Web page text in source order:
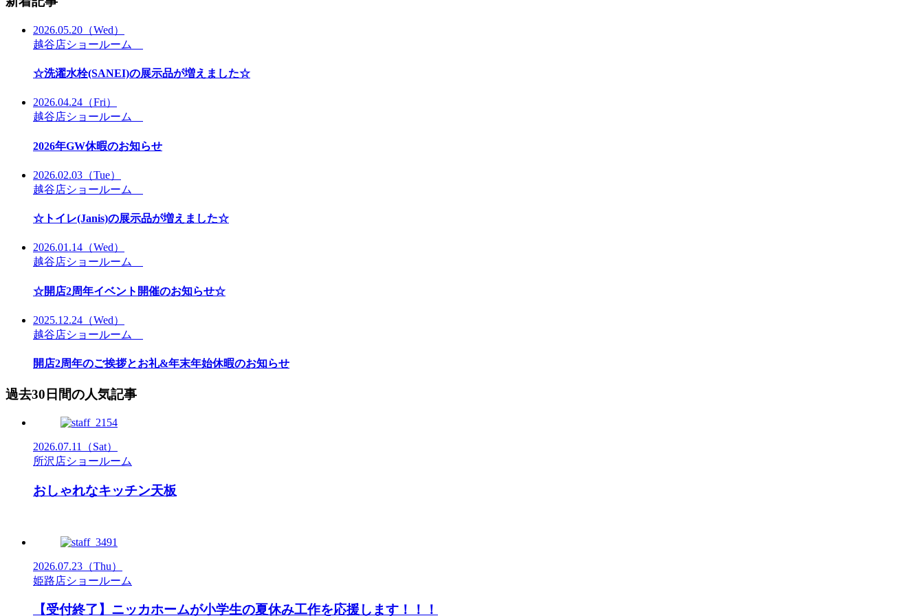
2026.05.20 （Wed）
越谷店ショールーム
☆洗濯水栓(SANEI)の展示品が増えました☆
2026.04.24 （Fri）
越谷店ショールーム
2026年GW休暇のお知らせ
2026.02.03 （Tue）
越谷店ショールーム
☆トイレ(Janis)の展示品が増えました☆
2026.01.14 （Wed）
越谷店ショールーム
☆開店2周年イベント開催のお知らせ☆
2025.12.24 （Wed）
越谷店ショールーム
開店2周年のご挨拶とお礼&年末年始休暇のお知らせ
過去30日間の人気記事
2026.07.11
（Sat）
所沢店ショールーム
おしゃれなキッチン天板
2026.07.23 （Thu）
姫路店ショールーム
【受付終了】ニッカホームが小学生の夏休み工作を応援します！！！